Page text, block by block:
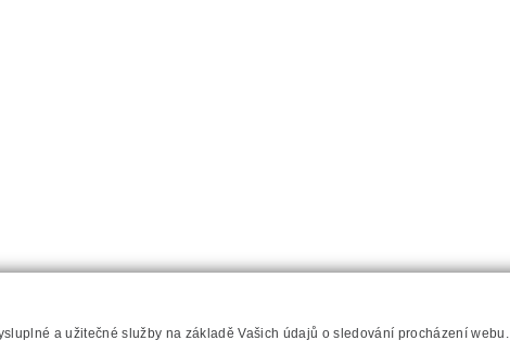
a užitečné služby na základě Vašich údajů o sledování procházení webu.